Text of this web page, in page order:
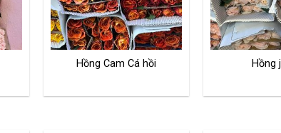
Hồng Cam Cá hồi Hồng